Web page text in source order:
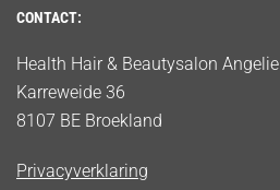
CONTACT:
Health Hair & Beautysalon Angelie
Karreweide 36
8107 BE Broekland
Privacyverklaring